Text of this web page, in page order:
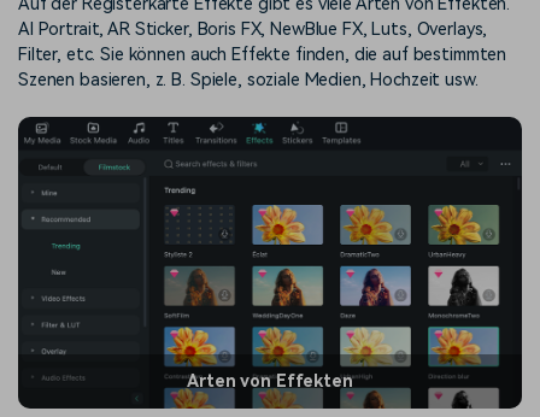
Creator
Monetarisierungs-
Programm
Monetarisieren Sie
Ihren Einfluss mit Filmora
Freunde-werben-
Programm
Belohnungen erhalten
Blog
Erfahren Sie, wie unsere
Kunden Erfolg haben
Schalten Sie Partnerschaften
auf Unternehmensebene frei
Auf der Registerkarte Effekte gibt es viele Arten von Effekten.
AI Portrait, AR Sticker, Boris FX, NewBlue FX, Luts, Overlays,
Filter, etc. Sie können auch Effekte finden, die auf bestimmten
Szenen basieren, z. B. Spiele, soziale Medien, Hochzeit usw.
Arten von Effekten